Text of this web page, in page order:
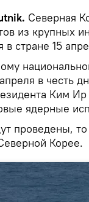
Северная
из крупных
в стране 15
в честь
Ким
ядерные
проведены,
Корее.